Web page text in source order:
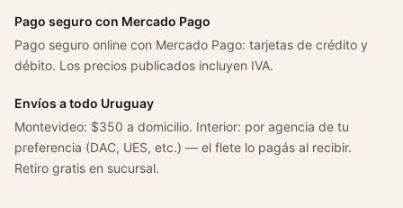
2
.
0
9
9
5
/
Pago seguro con Mercado Pago
Pago seguro online con Mercado Pago: tarjetas de crédito y
débito. Los precios publicados incluyen IVA.
Envíos a todo Uruguay
Montevideo: $350 a domicilio. Interior: por agencia de tu
preferencia (DAC, UES, etc.) — el flete lo pagás al recibir.
Retiro gratis en sucursal.